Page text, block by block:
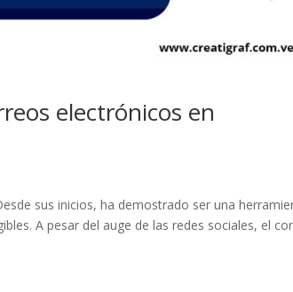
electrónicos en
sus inicios, ha demostrado ser una
A pesar del auge de las redes sociales, el